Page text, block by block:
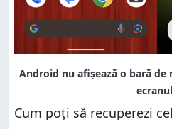
Cum poți să recuperezi